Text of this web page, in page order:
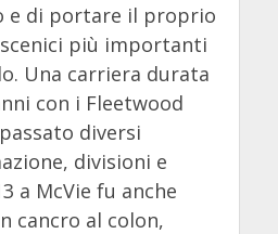
e di portare il proprio
più importanti
Una carriera durata
con i Fleetwood
diversi
divisioni e
a McVie fu anche
cancro al colon,